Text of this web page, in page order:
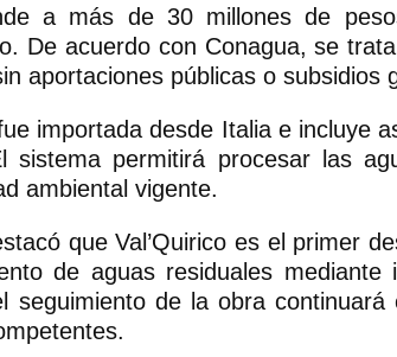
a más de 30 millones de
De acuerdo con Conagua, se
aportaciones públicas o subsidios
importada desde Italia e incluye
permitirá procesar las
ambiental vigente.
que Val’Quirico es el primer
de aguas residuales mediante
seguimiento de la obra